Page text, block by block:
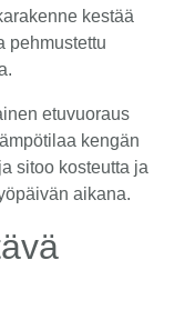
kestää
pehmustettu
etuvuoraus
kengän
sitoo kosteutta ja
aikana.